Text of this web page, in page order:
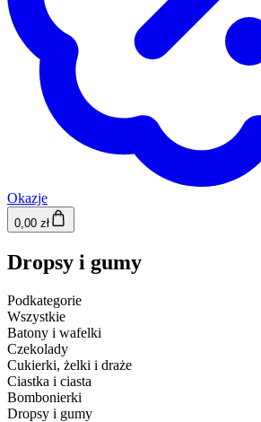
Okazje
0,00 zł
Dropsy i gumy
Podkategorie
Wszystkie
Batony i wafelki
Czekolady
Cukierki, żelki i draże
Ciastka i ciasta
Bombonierki
Dropsy i gumy